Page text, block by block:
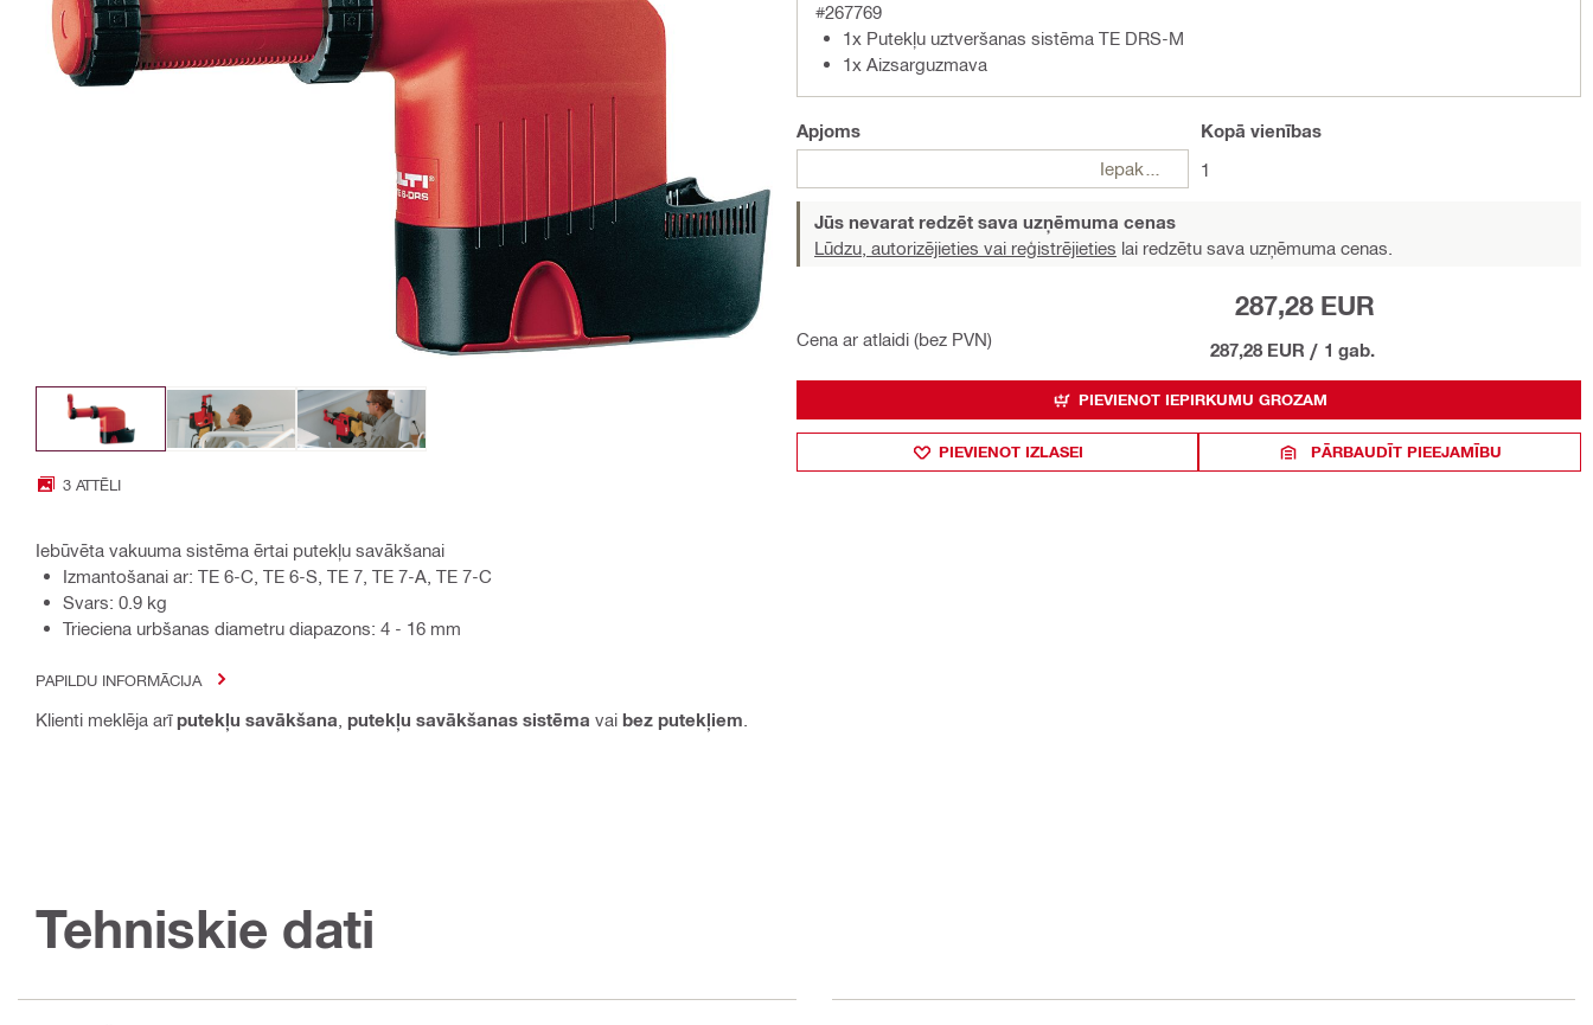
3 ATTĒLI
Iebūvēta vakuuma sistēma ērtai putekļu savākšanai
Izmantošanai ar: TE 6-C, TE 6-S, TE 7, TE 7-A, TE 7-C
Svars: 0.9 kg
Trieciena urbšanas diametru diapazons: 4 - 16 mm
PAPILDU INFORMĀCIJA
Klienti meklēja arīputekļu savākšana putekļu savākšanas sistēma vai bez putekļiem
#267769
1x Putekļu uztveršanas sistēma TE DRS-M
1x Aizsarguzmava
Apjoms
Iepakojumi
Kopā vienības
1
Jūs nevarat redzēt sava uzņēmuma cenas
Lūdzu, autorizējieties vai reģistrējieties lai redzētu sava uzņēmuma cenas.
Cena ar atlaidi (bez PVN)
287,28 EUR
287,28 EUR / 1 gab.
PIEVIENOT IEPIRKUMU GROZAM
PIEVIENOT IZLASEI PĀRBAUDĪT PIEEJAMĪBU
Tehniskie dati